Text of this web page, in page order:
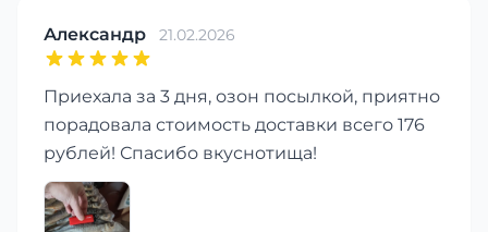
Александр 21.02.2026
Приехала за 3 дня, озон посылкой, приятно
порадовала стоимость доставки всего 176
рублей! Спасибо вкуснотища!